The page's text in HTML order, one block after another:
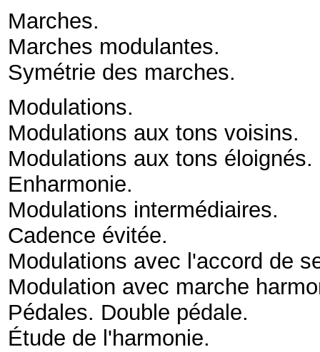
Marches.
Marches modulantes.
Symétrie des marches.
Modulations.
Modulations aux tons voisins.
Modulations aux tons
Enharmonie.
Modulations intermédiaires.
Cadence évitée.
Modulations avec l'accord de
Modulation avec marche
Pédales. Double pédale.
Étude de l'harmonie.